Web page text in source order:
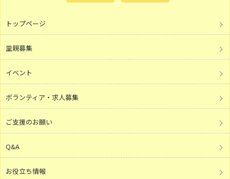
トップページ
里親募集
イベント
ボランティア・求人募集
ご支援のお願い
Q&A
お役立ち情報